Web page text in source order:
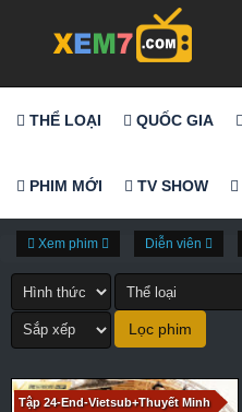
THỂ LOẠI QUỐC GIA
PHIM MỚI TV SHOW
Xem phim Diễn viên
Tập 24-End-Vietsub+Thuyết Minh